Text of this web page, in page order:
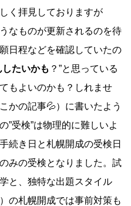
く拝見しておりますが
なものが更新されるのを待
日程などを確認していたの
したいかも ？”と思っている
もよいのかも？しれませ
かの記事💦）に書いたよう
”受検”は物理的に難しいよ
続き日と札幌開成の受検日
みの受検となりました。試
と、独特な出題スタイル
の札幌開成では事前対策も